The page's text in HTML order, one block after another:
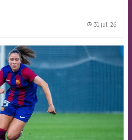
31 jul. 26
FCB Barcelona badge